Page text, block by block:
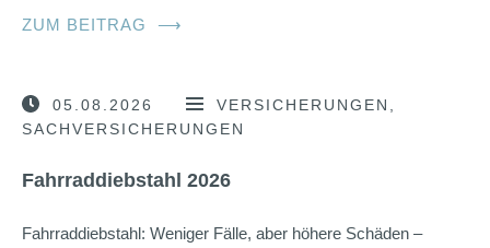
ZUM BEITRAG ⟶
05.08.2026
VERSICHERUNGEN
SACHVERSICHERUNGEN
Fahrraddiebstahl 2026
Fahrraddiebstahl: Weniger Fälle, aber höhere Schäden –